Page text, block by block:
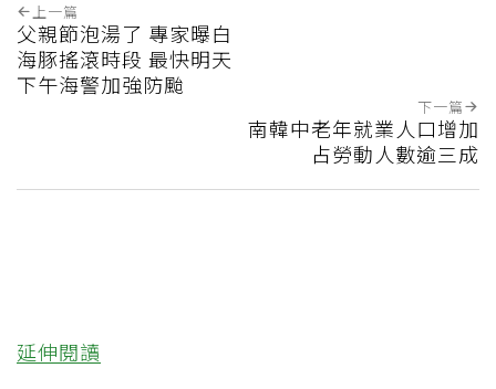
上一篇
父親節泡湯了 專家曝白
海豚搖滾時段 最快明天
下午海警加強防颱
下一篇
南韓中老年就業人口增加
占勞動人數逾三成
延伸閱讀